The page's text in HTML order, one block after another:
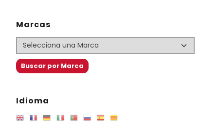
Marcas
Idioma